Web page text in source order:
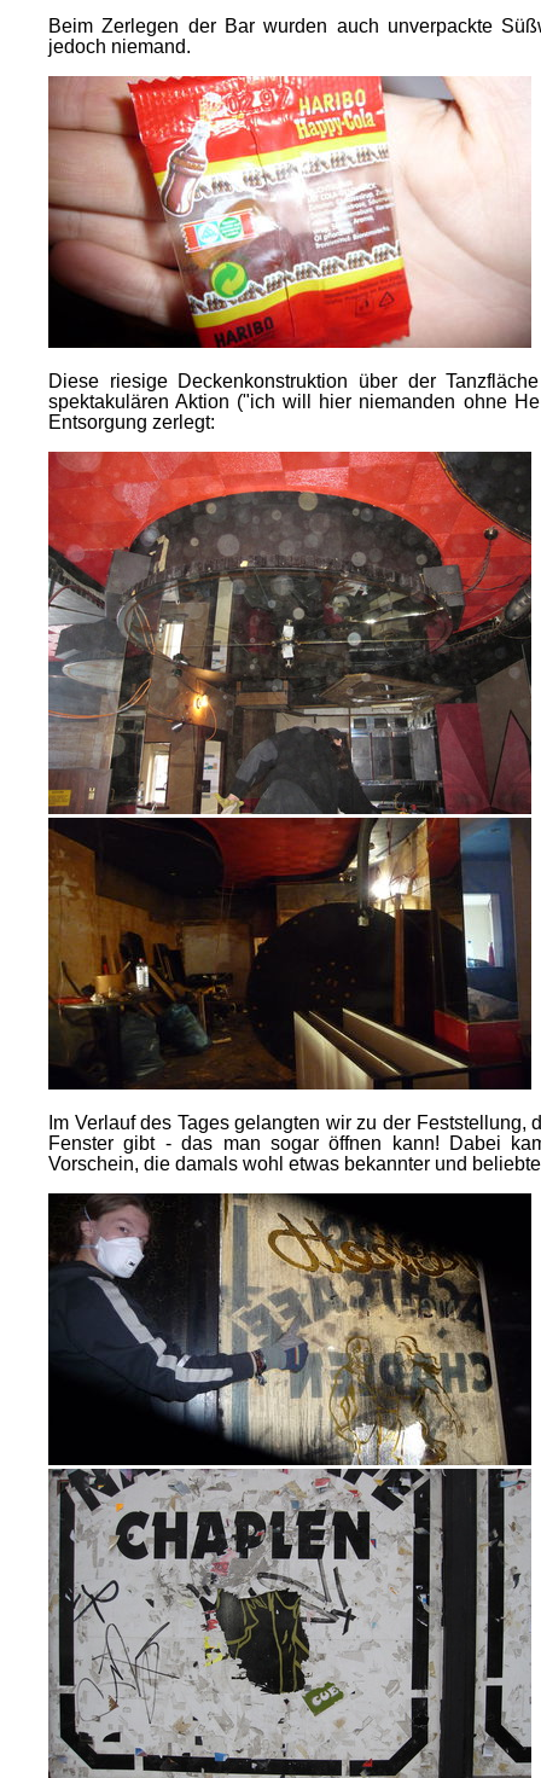
Beim Zerlegen der Bar wurden auch unverpackte
jedoch niemand.
Diese riesige Deckenkonstruktion über der
spektakulären Aktion ("ich will hier niemanden ohne
Entsorgung zerlegt:
Im Verlauf des Tages gelangten wir zu der
Fenster gibt - das man sogar öffnen kann! Dabei
Vorschein, die damals wohl etwas bekannter und